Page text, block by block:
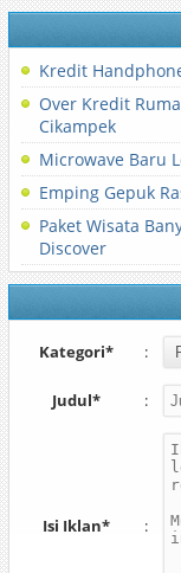
Kredit
Over Kredit
Cikampek
Microwave Baru
Emping Gepuk
Paket Wisata
Discover
Kategori* :
Judul* :
Isi Iklan* :